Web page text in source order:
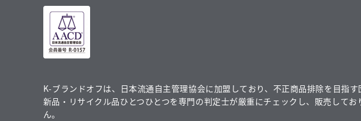
K-ブランドオフは、日本流通自主管理協会に加盟しており、不正商品排除を目指す
新品・リサイクル品ひとつひとつを専門の判定士が厳重にチェックし、販売して
ん。